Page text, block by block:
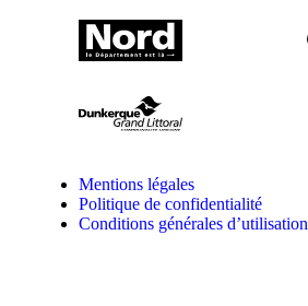
Mentions légales
Politique de confidentialité
Conditions générales d’utilisation